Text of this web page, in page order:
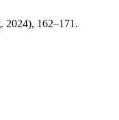
2024), 162–171.